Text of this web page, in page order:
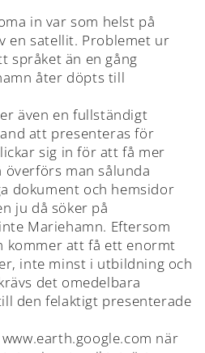
in var som helst på
en satellit. Problemet ur
språket än en gång
åter döpts till
även en fullständigt
att presenteras för
sig in för att få mer
man sålunda
dokument och hemsidor
ju då söker på
Mariehamn. Eftersom
kommer att få ett enormt
inte minst i utbildning och
det omedelbara
den felaktigt presenterade
när